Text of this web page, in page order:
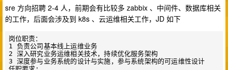
sre 方向招聘 2-4 人，前期会有比较多 zabbix 、中间件、数据库相关
的工作，后面会涉及到 k8s 、云运维相关工作，JD 如下
岗位职责：
1 负责公司基本线上运维业务
2 深入研究业务运维相关技术，持续优化服务架构
3 深度参与业务系统的设计与实施，参与系统架构的可运维性设计
任职要求: